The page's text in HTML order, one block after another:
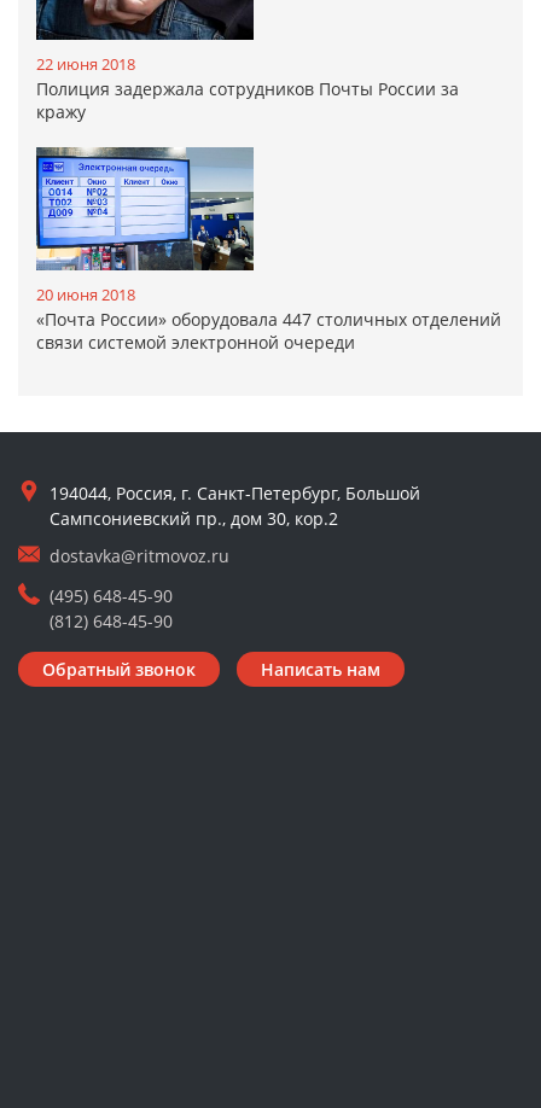
22 июня 2018
Полиция задержала сотрудников Почты России за
кражу
20 июня 2018
«Почта России» оборудовала 447 столичных отделений
связи системой электронной очереди
194044, Россия, г. Санкт-Петербург, Большой
Сампсониевский пр., дом 30, кор.2
dostavka@ritmovoz.ru
(495) 648-45-90
(812) 648-45-90
Обратный звонок Написать нам